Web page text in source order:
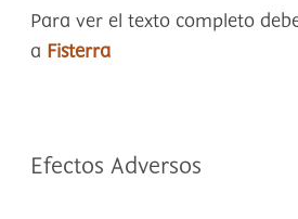
Para ver el texto completo
a Fisterra
Efectos Adversos